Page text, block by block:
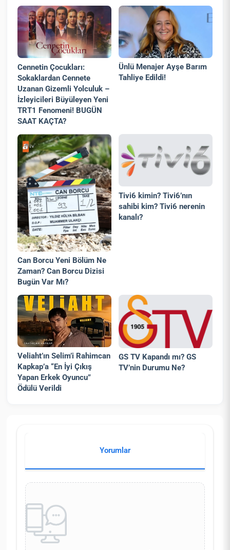
Cennetin Çocukları:
Sokaklardan Cennete
Uzanan Gizemli Yolculuk –
İzleyicileri Büyüleyen Yeni
TRT1 Fenomeni! BUGÜN
SAAT KAÇTA?
Ünlü Menajer Ayşe Barım
Tahliye Edildi!
Can Borcu Yeni Bölüm Ne
Zaman? Can Borcu Dizisi
Bugün Var Mı?
Tivi6 kimin? Tivi6’nın
sahibi kim? Tivi6 nerenin
kanalı?
Veliaht’ın Selim’i Rahimcan
Kapkap’a “En İyi Çıkış
Yapan Erkek Oyuncu”
Ödülü Verildi
GS TV Kapandı mı? GS
TV’nin Durumu Ne?
Yorumlar